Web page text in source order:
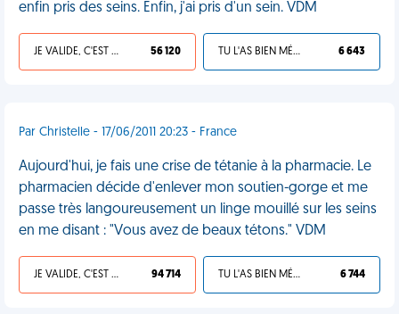
enfin pris des seins. Enfin, j'ai pris d'un sein. VDM
JE VALIDE, C'EST UNE VDM 56 120 TU L'AS BIEN MÉRITÉ 6 643
Par Christelle - 17/06/2011 20:23 - France
Aujourd'hui, je fais une crise de tétanie à la pharmacie. Le
pharmacien décide d'enlever mon soutien-gorge et me
passe très langoureusement un linge mouillé sur les seins
en me disant : "Vous avez de beaux tétons." VDM
JE VALIDE, C'EST UNE VDM 94 714 TU L'AS BIEN MÉRITÉ 6 744